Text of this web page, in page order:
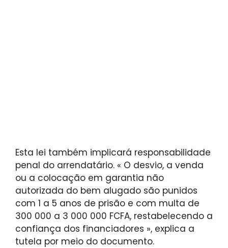
Esta lei também implicará responsabilidade
penal do arrendatário. « O desvio, a venda
ou a colocação em garantia não
autorizada do bem alugado são punidos
com 1 a 5 anos de prisão e com multa de
300 000 a 3 000 000 FCFA, restabelecendo a
confiança dos financiadores », explica a
tutela por meio do documento.